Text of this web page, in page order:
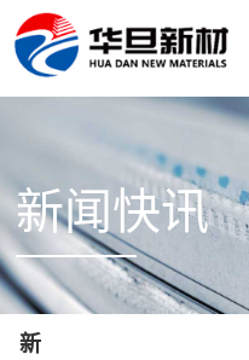
首
页
产
服
务
发
创
新
闻
关
新闻快讯
新